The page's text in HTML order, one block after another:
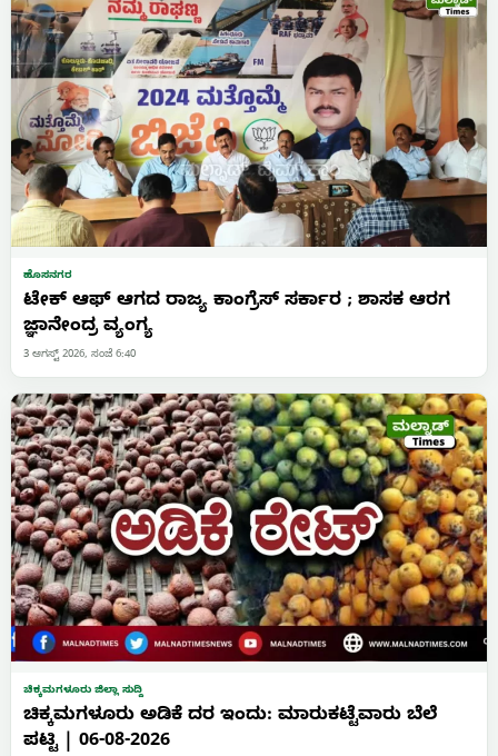
ಹೊಸನಗರ
ಟೇಕ್ ಆಫ್ ಆಗದ ರಾಜ್ಯ ಕಾಂಗ್ರೆಸ್ ಸರ್ಕಾರ ; ಶಾಸಕ ಆರಗ
ಜ್ಞಾನೇಂದ್ರ ವ್ಯಂಗ್ಯ
3 ಆಗಸ್ಟ್ 2026, ಸಂಜೆ 6:40
ಚಿಕ್ಕಮಗಳೂರು ಜಿಲ್ಲಾ ಸುದ್ದಿ
ಚಿಕ್ಕಮಗಳೂರು ಅಡಿಕೆ ದರ ಇಂದು: ಮಾರುಕಟ್ಟೆವಾರು ಬೆಲೆ
ಪಟ್ಟಿ | 06-08-2026